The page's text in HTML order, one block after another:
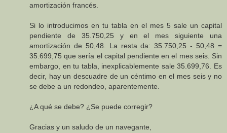
amortización francés.
Si lo introducimos en tu tabla en el mes 5 sale un capital
pendiente de 35.750,25 y en el mes siguiente una
amortización de 50,48. La resta da: 35.750,25 - 50,48 =
35.699,75 que sería el capital pendiente en el mes seis. Sin
embargo, en tu tabla, inexplicablemente sale 35.699,76. Es
decir, hay un descuadre de un céntimo en el mes seis y no
se debe a un redondeo, aparentemente.
¿A qué se debe? ¿Se puede corregir?
Gracias y un saludo de un navegante,